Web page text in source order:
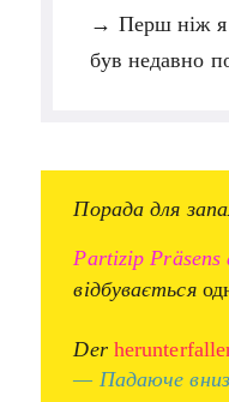
→ Перш ніж я
був недавно
Порада для
Partizip Präsens
відбувається
Der
— Падаюче вниз